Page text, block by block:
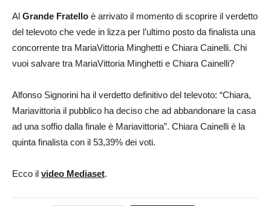
Al Grande Fratello è arrivato il momento di scoprire il verdetto
del televoto che vede in lizza per l’ultimo posto da finalista una
concorrente tra MariaVittoria Minghetti e Chiara Cainelli. Chi
vuoi salvare tra MariaVittoria Minghetti e Chiara Cainelli?
Alfonso Signorini ha il verdetto definitivo del televoto: “Chiara,
Mariavittoria il pubblico ha deciso che ad abbandonare la casa
ad una soffio dalla finale è Mariavittoria”. Chiara Cainelli è la
quinta finalista con il 53,39% dei voti.
Ecco il video Mediaset.